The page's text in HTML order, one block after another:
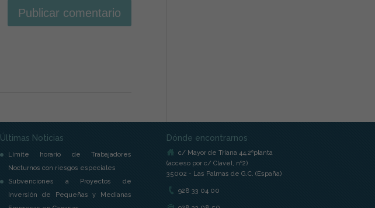
Últimas Noticias
Límite horario de Trabajadores
Nocturnos con riesgos especiales
Subvenciones a Proyectos de
Inversión de Pequeñas y Medianas
Dónde encontrarnos
c/ Mayor de Triana 44,2ªplanta
(acceso por c/ Clavel, nº2)
35002 - Las Palmas de G.C. (España)
928 33 04 00